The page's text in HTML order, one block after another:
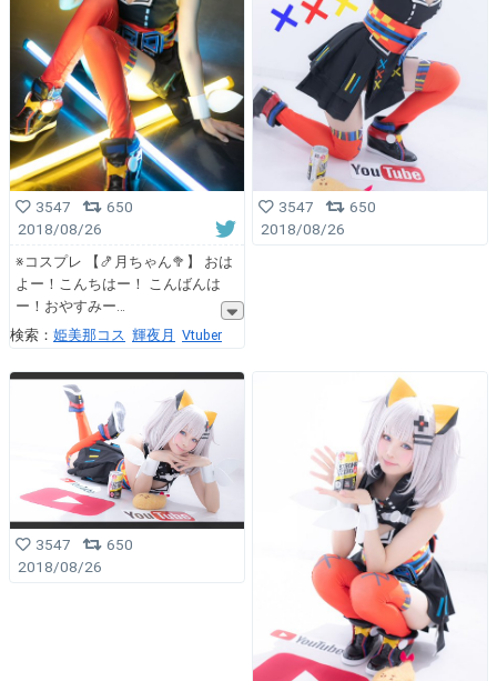
3547
650
2018/08/26
※コスプレ 【🍤月ちゃん🥦】 おは
よー！こんちはー！ こんばんは
ー！おやすみー
検索： 姫美那コス 輝夜月 Vtuber
3547
650
2018/08/26
3547
650
2018/08/26